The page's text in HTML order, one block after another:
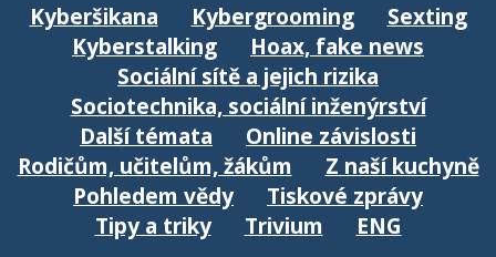
Kyberšikana Kybergrooming
Sexting
Kyberstalking
Hoax, fake news
Sociální sítě a jejich rizika
Sociotechnika, sociální inženýrství
Další témata
Online závislosti
Rodičům, učitelům, žákům
Z naší kuchyně
Pohledem vědy
Tiskové zprávy
Tipy a triky
Trivium ENG